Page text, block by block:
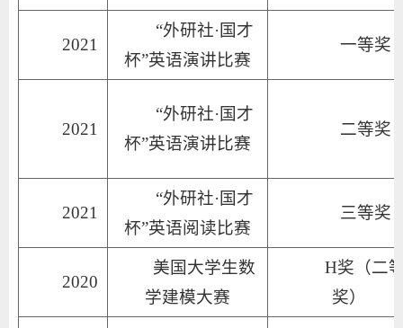
2021
“外研社·国才
杯”英语演讲比赛
一等奖
2021
“外研社·国才
杯”英语演讲比赛
二等奖
2021
“外研社·国才
杯”英语阅读比赛
三等奖
2020
美国大学生数
学建模大赛
H奖（二
奖）